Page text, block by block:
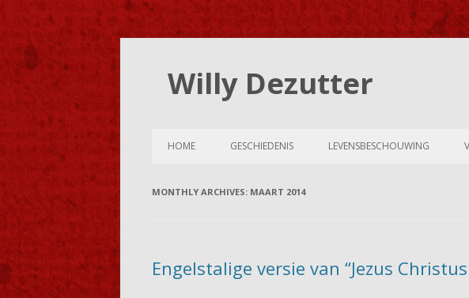
Willy Dezutter
HOME GESCHIEDENIS LEVENSBESCHOUWING
MONTHLY ARCHIVES: MAART 2014
Engelstalige versie van “Jezus